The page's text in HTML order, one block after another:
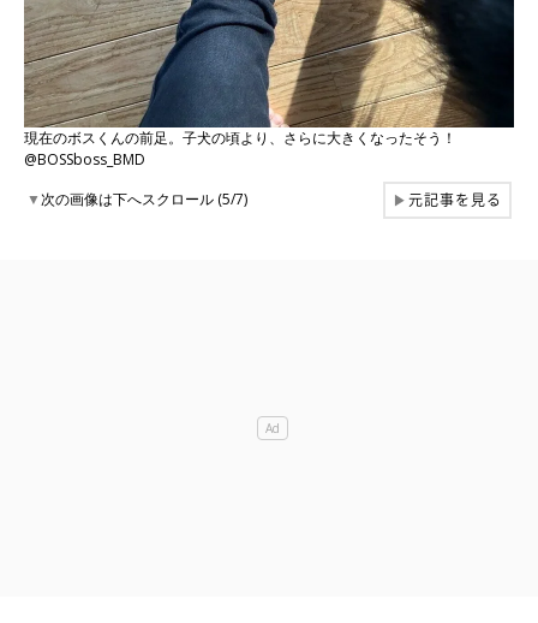
現在のボスくんの前足。子犬の頃より、さらに大きくなったそう！
@BOSSboss_BMD
▼次の画像は下へスクロール (5/7) ▶元記事を見る